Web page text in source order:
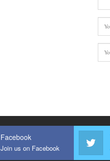
Facebook
Join us on Facebook